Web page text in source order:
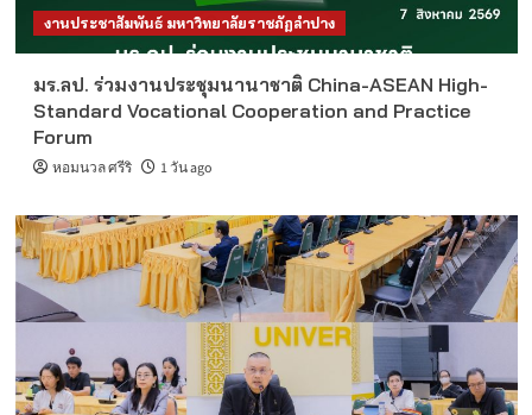
งานประชาสัมพันธ์ มหาวิทยาลัยราชภัฏลำปาง
มร.ลป. ร่วมงานประชุมนานาชาติ China-ASEAN High-
Standard Vocational Cooperation and Practice
Forum
หอมนวล ศรีริ 1 วัน ago